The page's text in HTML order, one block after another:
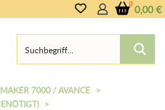
0,00€
7000 / AVANCE